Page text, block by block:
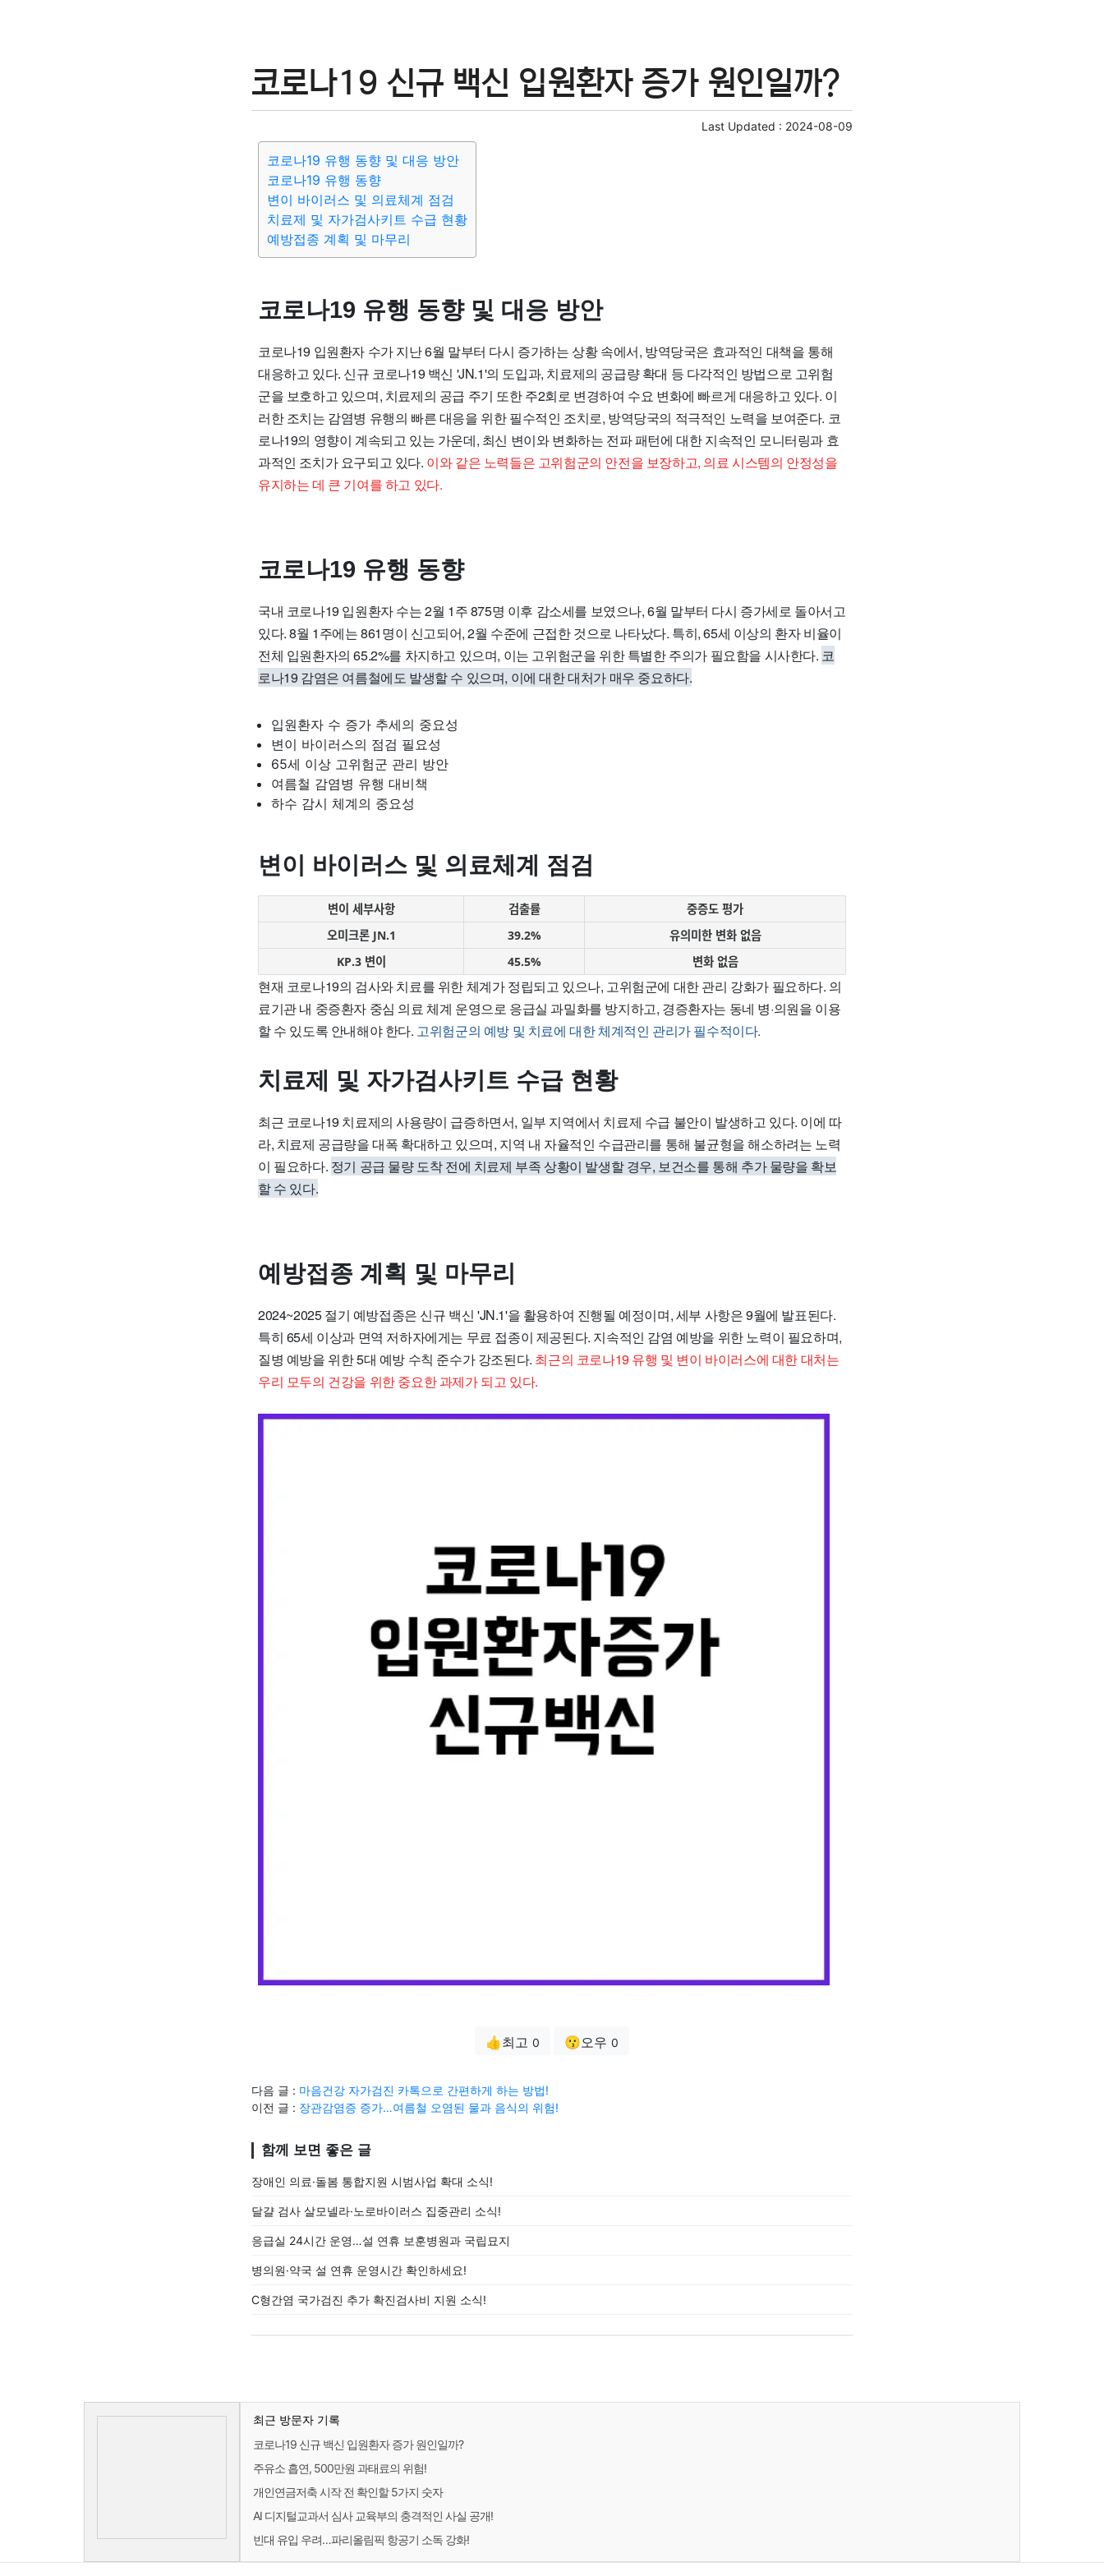
코로나19 신규 백신 입원환자 증가 원인일까?
Last Updated : 2024-08-09
코로나19 유행 동향 및 대응 방안
코로나19 유행 동향
변이 바이러스 및 의료체계 점검
치료제 및 자가검사키트 수급 현황
예방접종 계획 및 마무리
코로나19 유행 동향 및 대응 방안
코로나19 입원환자 수가 지난 6월 말부터 다시 증가하는 상황 속에서, 방역당국은 효과적인 대책을 통해
대응하고 있다. 신규 코로나19 백신 'JN.1'의 도입과, 치료제의 공급량 확대 등 다각적인 방법으로 고위험
군을 보호하고 있으며, 치료제의 공급 주기 또한 주2회로 변경하여 수요 변화에 빠르게 대응하고 있다. 이
러한 조치는 감염병 유행의 빠른 대응을 위한 필수적인 조치로, 방역당국의 적극적인 노력을 보여준다. 코
로나19의 영향이 계속되고 있는 가운데, 최신 변이와 변화하는 전파 패턴에 대한 지속적인 모니터링과 효
과적인 조치가 요구되고 있다. 이와 같은 노력들은 고위험군의 안전을 보장하고, 의료 시스템의 안정성을
유지하는 데 큰 기여를 하고 있다.
코로나19 유행 동향
국내 코로나19 입원환자 수는 2월 1주 875명 이후 감소세를 보였으나, 6월 말부터 다시 증가세로 돌아서고
있다. 8월 1주에는 861명이 신고되어, 2월 수준에 근접한 것으로 나타났다. 특히, 65세 이상의 환자 비율이
전체 입원환자의 65.2%를 차지하고 있으며, 이는 고위험군을 위한 특별한 주의가 필요함을 시사한다. 코
로나19 감염은 여름철에도 발생할 수 있으며, 이에 대한 대처가 매우 중요하다.
입원환자 수 증가 추세의 중요성
변이 바이러스의 점검 필요성
65세 이상 고위험군 관리 방안
여름철 감염병 유행 대비책
하수 감시 체계의 중요성
변이 바이러스 및 의료체계 점검
변이 세부사항 검출률
중증도 평가
오미크론 JN.1
39.2%
유의미한 변화 없음
KP.3 변이
45.5% 변화 없음
현재 코로나19의 검사와 치료를 위한 체계가 정립되고 있으나, 고위험군에 대한 관리 강화가 필요하다. 의
료기관 내 중증환자 중심 의료 체계 운영으로 응급실 과밀화를 방지하고, 경증환자는 동네 병·의원을 이용
할 수 있도록 안내해야 한다. 고위험군의 예방 및 치료에 대한 체계적인 관리가 필수적이다.
치료제 및 자가검사키트 수급 현황
최근 코로나19 치료제의 사용량이 급증하면서, 일부 지역에서 치료제 수급 불안이 발생하고 있다. 이에 따
라, 치료제 공급량을 대폭 확대하고 있으며, 지역 내 자율적인 수급관리를 통해 불균형을 해소하려는 노력
이 필요하다. 정기 공급 물량 도착 전에 치료제 부족 상황이 발생할 경우, 보건소를 통해 추가 물량을 확보
할 수 있다.
예방접종 계획 및 마무리
2024~2025 절기 예방접종은 신규 백신 'JN.1'을 활용하여 진행될 예정이며, 세부 사항은 9월에 발표된다.
특히 65세 이상과 면역 저하자에게는 무료 접종이 제공된다. 지속적인 감염 예방을 위한 노력이 필요하며,
질병 예방을 위한 5대 예방 수칙 준수가 강조된다. 최근의 코로나19 유행 및 변이 바이러스에 대한 대처는
우리 모두의 건강을 위한 중요한 과제가 되고 있다.
👍최고 0 😗오우 0
다음 글 : 마음건강 자가검진 카톡으로 간편하게 하는 방법!
이전 글 : 장관감염증 증가…여름철 오염된 물과 음식의 위험!
함께 보면 좋은 글
장애인 의료·돌봄 통합지원 시범사업 확대 소식!
달걀 검사 살모넬라·노로바이러스 집중관리 소식!
응급실 24시간 운영…설 연휴 보훈병원과 국립묘지
병의원·약국 설 연휴 운영시간 확인하세요!
C형간염 국가검진 추가 확진검사비 지원 소식!
최근 방문자 기록
코로나19 신규 백신 입원환자 증가 원인일까?
주유소 흡연, 500만원 과태료의 위험!
개인연금저축 시작 전 확인할 5가지 숫자
AI 디지털교과서 심사 교육부의 충격적인 사실 공개!
빈대 유입 우려…파리올림픽 항공기 소독 강화!